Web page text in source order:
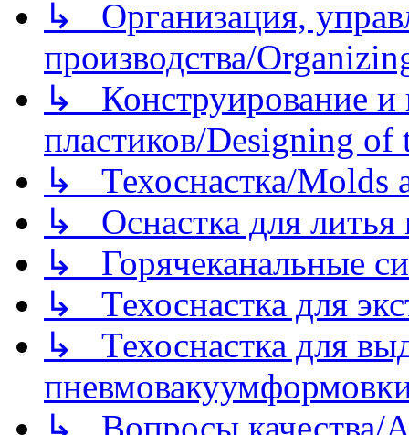
↳ Организация,
производства/
↳ Конструирование и
пластиков/Designing of
↳ Техоснастка/Molds
↳ Оснастка для литья
↳ Горячеканальные
↳ Техоснастка для
↳ Техоснастка для